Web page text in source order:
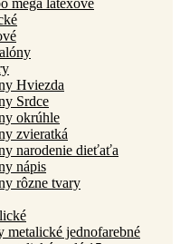
mega latexové
Hviezda
Srdce
okrúhle
zvieratká
narodenie dieťaťa
nápis
rôzne tvary
metalické jednofarebné